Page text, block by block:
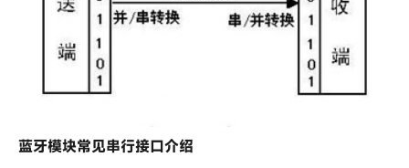
蓝牙模块常见串行接口介绍